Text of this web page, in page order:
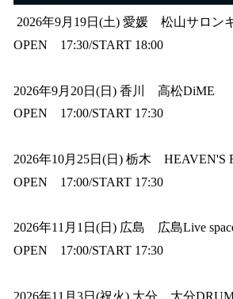
2026年9月19日(土) 愛媛 松山サロン
OPEN 17:30/START 18:00
2026年9月20日(日) 香川 高松DiME
OPEN 17:00/START 17:30
2026年10月25日(日) 栃木 HEAVEN'S
OPEN 17:00/START 17:30
2026年11月1日(日) 広島 広島Live
OPEN 17:00/START 17:30
2026年11月3日(祝火) 大分 大分